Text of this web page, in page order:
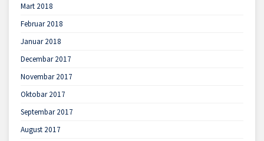
Mart 2018
Februar 2018
Januar 2018
Decembar 2017
Novembar 2017
Oktobar 2017
Septembar 2017
August 2017